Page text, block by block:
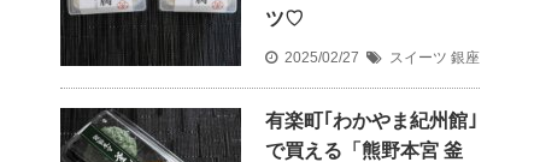
ツ♡
2025/02/27 スイーツ 銀座
有楽町｢わかやま紀州館｣
で買える「熊野本宮 釜